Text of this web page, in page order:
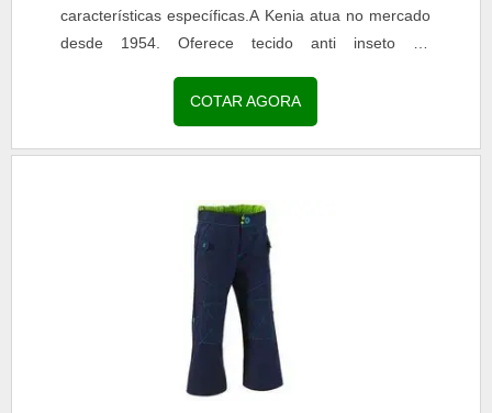
características específicas.A Kenia atua no mercado
desde 1954. Oferece tecido anti inseto de
COTAR AGORA